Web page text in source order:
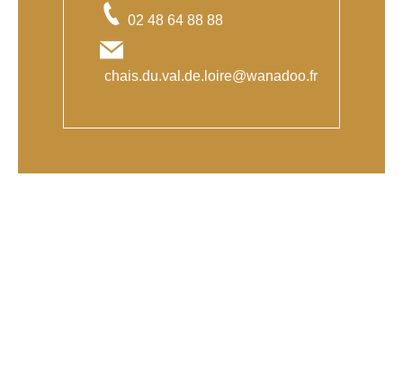
02 48 64 88 88
chais.du.val.de.loire@wanadoo.fr